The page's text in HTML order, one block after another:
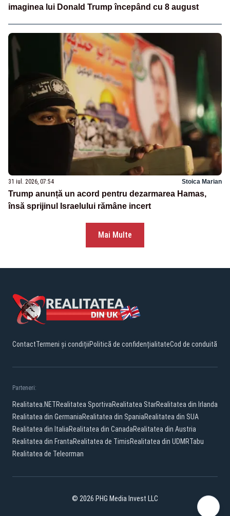
imaginea lui Donald Trump începând cu 8 august
31 iul. 2026, 07:54 Stoica Marian
Trump anunță un acord pentru dezarmarea Hamas,
însă sprijinul Israelului rămâne incert
Mai Multe
ContactTermeni și condițiiPolitică de confidențialitateCod de conduită
Parteneri:
Realitatea.NETRealitatea SportivaRealitatea StarRealitatea din Irlanda
Realitatea din GermaniaRealitatea din SpaniaRealitatea din SUA
Realitatea din ItaliaRealitatea din CanadaRealitatea din Austria
Realitatea din FrantaRealitatea de TimisRealitatea din UDMRTabu
Realitatea de Teleorman
© 2026 PHG Media Invest LLC